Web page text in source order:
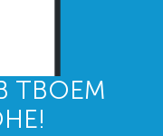
ТВОЕМ